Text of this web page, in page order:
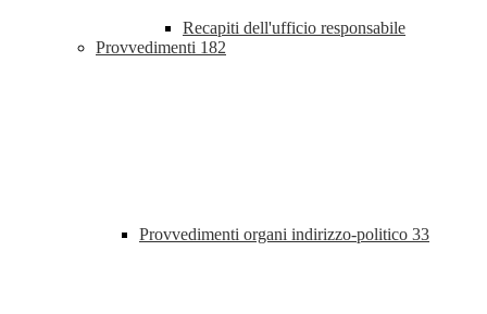
Recapiti dell'ufficio responsabile
Provvedimenti 182
Provvedimenti organi indirizzo-politico 33